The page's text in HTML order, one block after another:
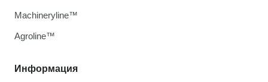
Информация
Machineryline™
Agroline™